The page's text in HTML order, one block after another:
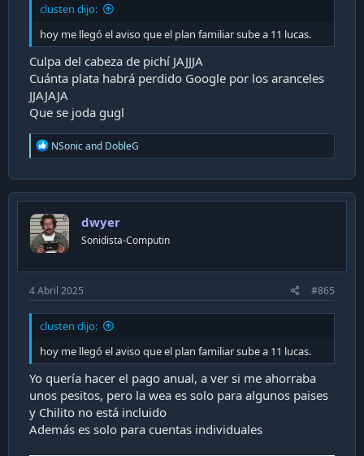
clusten dijo:
hoy me llegó el aviso que el plan familiar sube a 11 lucas.
Culpa del cabeza de pichí JAJJJA
Cuánta plata habrá perdido Google por los aranceles
JJAJAJA
Que se joda gugl
R
e
c
t
o
n
s
NSonicand DobleG
dwyer
Sonidista-Computin
4 Abril 2025 #865
clusten dijo:
hoy me llegó el aviso que el plan familiar sube a 11 lucas.
Yo quería hacer el pago anual, a ver si me ahorraba
unos pesitos, pero la wea es solo para algunos paises
y Chilito no está incluido
Además es solo para cuentas individuales